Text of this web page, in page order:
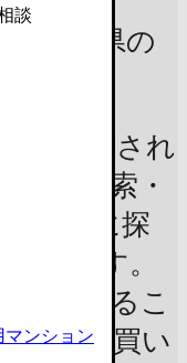
埼玉県の
に掲載され
際の検索・
"実際に探
グです。
近にあるこ
条件で買い
談
マンション